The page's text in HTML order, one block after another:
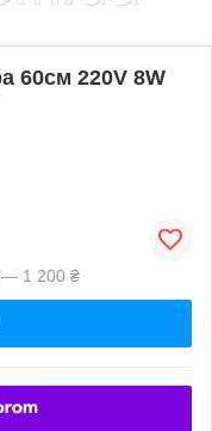
60см 220V 8W
— 1 200 ₴